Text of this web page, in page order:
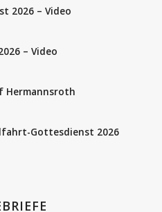
2026 – Video
– Video
Hermannsroth
Gottesdienst 2026